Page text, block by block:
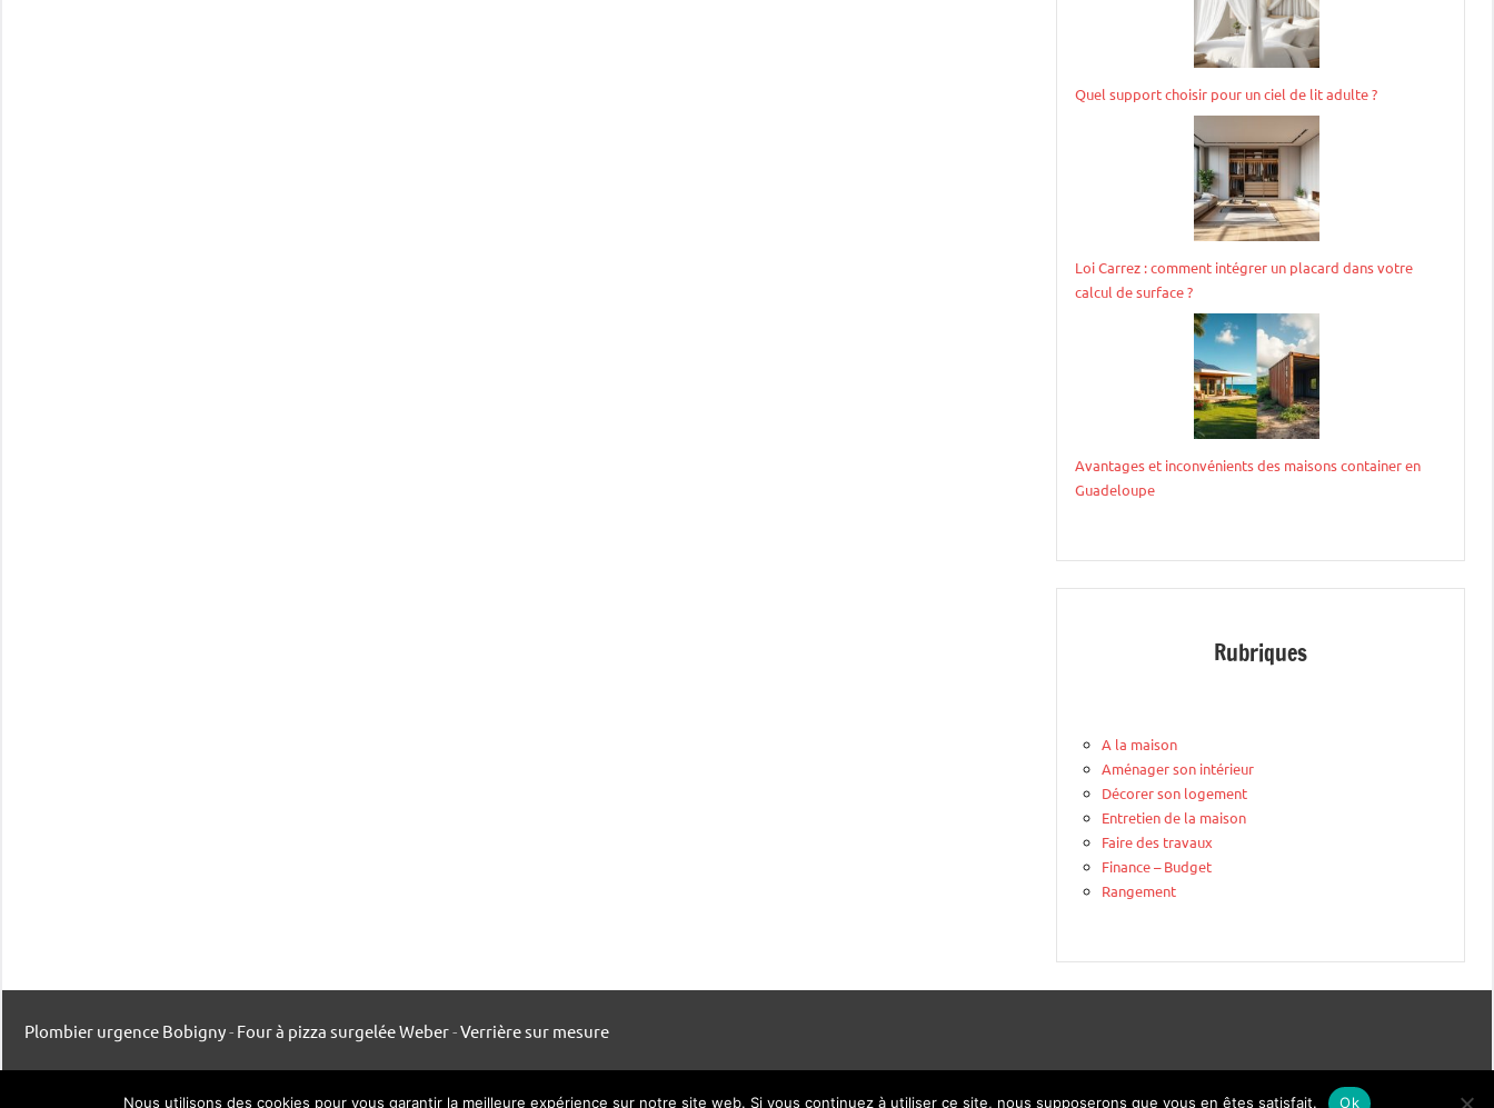
Quel support choisir pour un ciel de lit adulte ?
Loi Carrez : comment intégrer un placard dans votre
calcul de surface ?
Avantages et inconvénients des maisons container en
Guadeloupe
Rubriques
A la maison
Aménager son intérieur
Décorer son logement
Entretien de la maison
Faire des travaux
Finance – Budget
Rangement
Plombier urgence Bobigny- Four à pizza surgelée Weber-Verrière sur mesure
Nous utilisons des cookies pour vous garantir la meilleure expérience sur notre site web. Si vous continuez à utiliser ce site, nous supposerons que vous en êtes satisfait. Ok